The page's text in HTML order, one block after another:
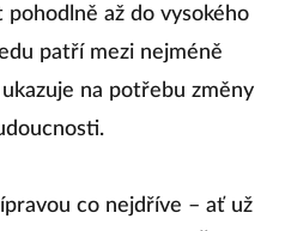
až do vysokého
patří mezi nejméně
na potřebu změny
co nejdříve – ať už